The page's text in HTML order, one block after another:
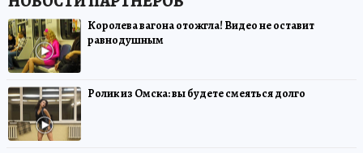
Королева вагона отожгла! Видео не оставит
равнодушным
Ролик из Омска: вы будете смеяться долго